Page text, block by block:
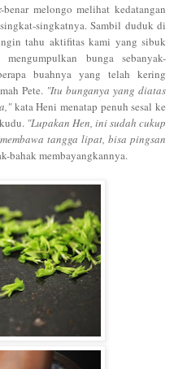
melongo melihat kedatangan
singkatnya. Sambil duduk di
tahu aktifitas kami yang sibuk
bunga sebanyak-
buahnya yang telah kering
Pete. "Itu bunganya yang diatas
kata Heni menatap penuh sesal ke
"Lupakan Hen, ini sudah cukup
tangga lipat, bisa pingsan
bahak membayangkannya.